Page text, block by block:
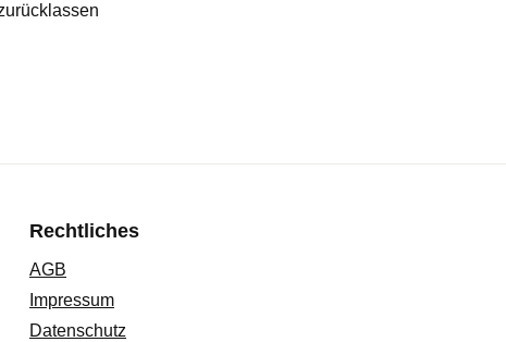
Rechtliches
AGB
Impressum
Datenschutz